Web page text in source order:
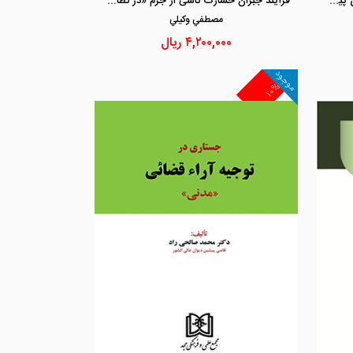
مصطفي وكيلي
۴,۲۰۰,۰۰۰ریال
۱۰%
موجود